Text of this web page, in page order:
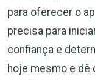
para oferecer o
precisa para
confiança e
hoje mesmo e dê